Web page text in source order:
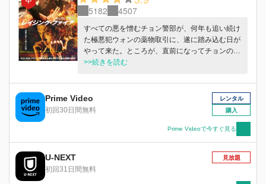
5182 4507
すべての悪を憎むチョン警部が、何年も追い続け
た極悪犯ウォンの薬物取引に、遂に踏み込む日が
やって来た。ところが、直前になってチョンのチ
ームは作戦から外され、警察の動きを熟知した何
しブツを奪う。捜査線上に浮かび上がったのは、
元エリート警察官で、チョンを師のように慕って
いたンゴウと彼の元部下たちだ。遡ること4年
前、チョンとンゴウを永遠に引き裂く事件が起き
ていた。その時、生まれたンゴウの闇より深い復
讐心が、さらに恐るべき計画を企てていた──。
>>続きを読む
Prime Video
初回30日間無料
レンタル
購入
Prime Videoで今すぐ見る
U-NEXT
初回31日間無料
見放題